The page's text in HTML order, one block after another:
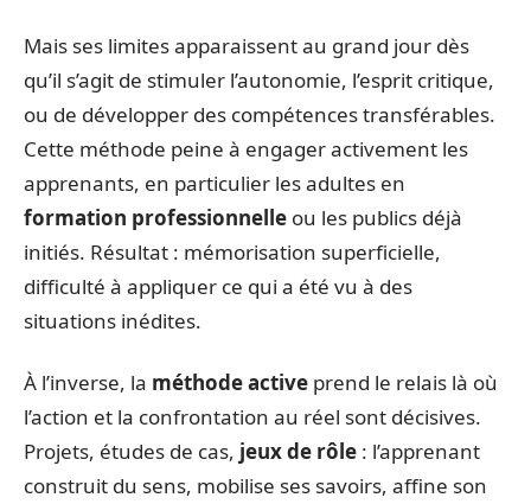
Mais ses limites apparaissent au grand jour dès
qu’il s’agit de stimuler l’autonomie, l’esprit critique,
ou de développer des compétences transférables.
Cette méthode peine à engager activement les
apprenants, en particulier les adultes en
formation professionnelle ou les publics déjà
initiés. Résultat : mémorisation superficielle,
difficulté à appliquer ce qui a été vu à des
situations inédites.
À l’inverse, la méthode active prend le relais là où
l’action et la confrontation au réel sont décisives.
Projets, études de cas, jeux de rôle : l’apprenant
construit du sens, mobilise ses savoirs, affine son